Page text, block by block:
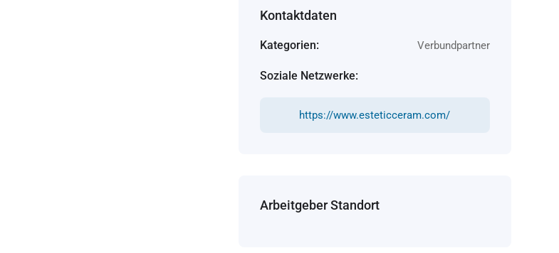
Kontaktdaten
Kategorien: Verbundpartner
Soziale Netzwerke:
https://www.esteticceram.com/
Arbeitgeber Standort